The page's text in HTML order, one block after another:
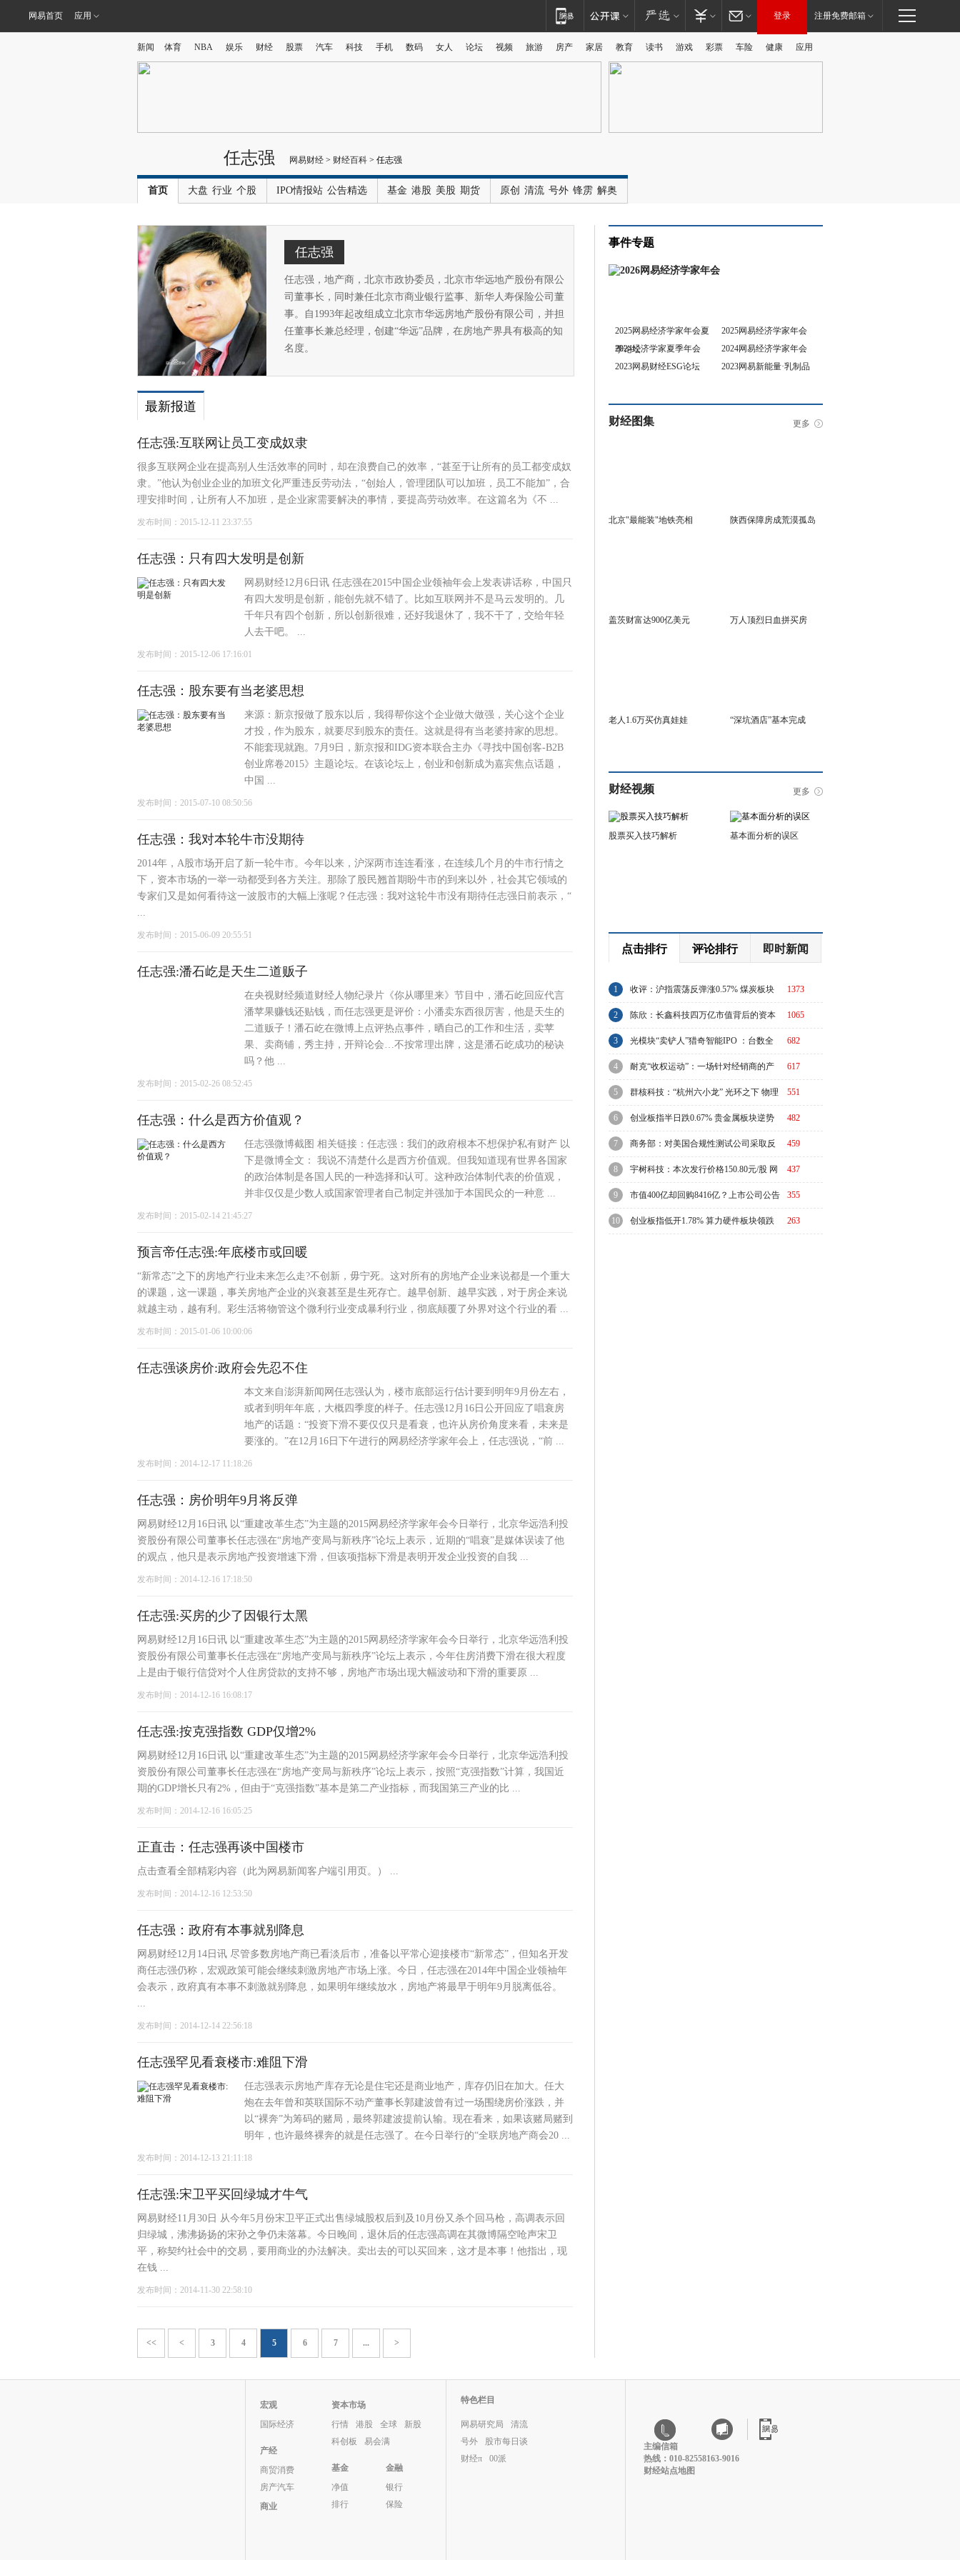
网易首页 应用 登录 注册免费邮箱
新闻 体育 NBA 娱乐 财经 股票 汽车 科技 手机 数码 女人 论坛 视频 旅游 房产 家居 教育 读书 游戏 彩票 车险 健康 应用
任志强 网易财经 > 财经百科 > 任志强
首页 大盘 行业 个股 IPO情报站 公告精选 基金 港股 美股 期货 原创 清流 号外 锋雳 解奥
任志强
任志强，地产商，北京市政协委员，北京市华远地产股份有限公
司董事长，同时兼任北京市商业银行监事、新华人寿保险公司董
事。自1993年起改组成立北京市华远房地产股份有限公司，并担
任董事长兼总经理，创建“华远”品牌，在房地产界具有极高的知
名度。
最新报道
任志强:互联网让员工变成奴隶
很多互联网企业在提高别人生活效率的同时，却在浪费自己的效率，“甚至于让所有的员工都变成奴
隶。”他认为创业企业的加班文化严重违反劳动法，“创始人，管理团队可以加班，员工不能加”，合
理安排时间，让所有人不加班，是企业家需要解决的事情，要提高劳动效率。在这篇名为《不 ...
发布时间：2015-12-11 23:37:55
任志强：只有四大发明是创新
网易财经12月6日讯 任志强在2015中国企业领袖年会上发表讲话称，中国只
有四大发明是创新，能创先就不错了。比如互联网并不是马云发明的。几
千年只有四个创新，所以创新很难，还好我退休了，我不干了，交给年轻
人去干吧。 ...
发布时间：2015-12-06 17:16:01
任志强：股东要有当老婆思想
来源：新京报做了股东以后，我得帮你这个企业做大做强，关心这个企业
才投，作为股东，就要尽到股东的责任。这就是得有当老婆持家的思想。
不能套现就跑。7月9日，新京报和IDG资本联合主办《寻找中国创客-B2B
创业席卷2015》主题论坛。在该论坛上，创业和创新成为嘉宾焦点话题，
中国 ...
发布时间：2015-07-10 08:50:56
任志强：我对本轮牛市没期待
2014年，A股市场开启了新一轮牛市。今年以来，沪深两市连连看涨，在连续几个月的牛市行情之
下，资本市场的一举一动都受到各方关注。那除了股民翘首期盼牛市的到来以外，社会其它领域的
专家们又是如何看待这一波股市的大幅上涨呢？任志强：我对这轮牛市没有期待任志强日前表示，“
...
发布时间：2015-06-09 20:55:51
任志强:潘石屹是天生二道贩子
在央视财经频道财经人物纪录片《你从哪里来》节目中，潘石屹回应代言
潘苹果赚钱还贴钱，而任志强更是评价：小潘卖东西很厉害，他是天生的
二道贩子！潘石屹在微博上点评热点事件，晒自己的工作和生活，卖苹
果、卖商铺，秀主持，开辩论会…不按常理出牌，这是潘石屹成功的秘诀
吗？他 ...
发布时间：2015-02-26 08:52:45
任志强：什么是西方价值观？
任志强微博截图 相关链接：任志强：我们的政府根本不想保护私有财产 以
下是微博全文： 我说不清楚什么是西方价值观。但我知道现有世界各国家
的政治体制是各国人民的一种选择和认可。这种政治体制代表的价值观，
并非仅仅是少数人或国家管理者自己制定并强加于本国民众的一种意 ...
发布时间：2015-02-14 21:45:27
预言帝任志强:年底楼市或回暖
“新常态”之下的房地产行业未来怎么走?不创新，毋宁死。这对所有的房地产企业来说都是一个重大
的课题，这一课题，事关房地产企业的兴衰甚至是生死存亡。越早创新、越早实践，对于房企来说
就越主动，越有利。彩生活将物管这个微利行业变成暴利行业，彻底颠覆了外界对这个行业的看 ...
发布时间：2015-01-06 10:00:06
任志强谈房价:政府会先忍不住
本文来自澎湃新闻网任志强认为，楼市底部运行估计要到明年9月份左右，
或者到明年年底，大概四季度的样子。任志强12月16日公开回应了唱衰房
地产的话题：“投资下滑不要仅仅只是看衰，也许从房价角度来看，未来是
要涨的。”在12月16日下午进行的网易经济学家年会上，任志强说，“前 ...
发布时间：2014-12-17 11:18:26
任志强：房价明年9月将反弹
网易财经12月16日讯 以“重建改革生态”为主题的2015网易经济学家年会今日举行，北京华远浩利投
资股份有限公司董事长任志强在“房地产变局与新秩序”论坛上表示，近期的“唱衰”是媒体误读了他
的观点，他只是表示房地产投资增速下滑，但该项指标下滑是表明开发企业投资的自我 ...
发布时间：2014-12-16 17:18:50
任志强:买房的少了因银行太黑
网易财经12月16日讯 以“重建改革生态”为主题的2015网易经济学家年会今日举行，北京华远浩利投
资股份有限公司董事长任志强在“房地产变局与新秩序”论坛上表示，今年住房消费下滑在很大程度
上是由于银行信贷对个人住房贷款的支持不够，房地产市场出现大幅波动和下滑的重要原 ...
发布时间：2014-12-16 16:08:17
任志强:按克强指数 GDP仅增2%
网易财经12月16日讯 以“重建改革生态”为主题的2015网易经济学家年会今日举行，北京华远浩利投
资股份有限公司董事长任志强在“房地产变局与新秩序”论坛上表示，按照“克强指数”计算，我国近
期的GDP增长只有2%，但由于“克强指数”基本是第二产业指标，而我国第三产业的比 ...
发布时间：2014-12-16 16:05:25
正直击：任志强再谈中国楼市
点击查看全部精彩内容（此为网易新闻客户端引用页。） ...
发布时间：2014-12-16 12:53:50
任志强：政府有本事就别降息
网易财经12月14日讯 尽管多数房地产商已看淡后市，准备以平常心迎接楼市“新常态”，但知名开发
商任志强仍称，宏观政策可能会继续刺激房地产市场上涨。今日，任志强在2014年中国企业领袖年
会表示，政府真有本事不刺激就别降息，如果明年继续放水，房地产将最早于明年9月脱离低谷。
...
发布时间：2014-12-14 22:56:18
任志强罕见看衰楼市:难阻下滑
任志强表示房地产库存无论是住宅还是商业地产，库存仍旧在加大。任大
炮在去年曾和英联国际不动产董事长郭建波曾有过一场围绕房价涨跌，并
以“裸奔”为筹码的赌局，最终郭建波提前认输。现在看来，如果该赌局赌到
明年，也许最终裸奔的就是任志强了。在今日举行的“全联房地产商会20 ...
发布时间：2014-12-13 21:11:18
任志强:宋卫平买回绿城才牛气
网易财经11月30日 从今年5月份宋卫平正式出售绿城股权后到及10月份又杀个回马枪，高调表示回
归绿城，沸沸扬扬的宋孙之争仍未落幕。今日晚间，退休后的任志强高调在其微博隔空呛声宋卫
平，称契约社会中的交易，要用商业的办法解决。卖出去的可以买回来，这才是本事！他指出，现
在钱 ...
发布时间：2014-11-30 22:58:10
<< < 3 4 5 6 7 ... >
事件专题
2025网易经济学家年会夏
季论坛
2025网易经济学家年会
2024经济学家夏季年会
2024网易经济学家年会
2023网易财经ESG论坛
2023网易新能量·乳制品
财经图集 更多
北京"最能装"地铁亮相 陕西保障房成荒漠孤岛
盖茨财富达900亿美元 万人顶烈日血拼买房
老人1.6万买仿真娃娃 “深坑酒店”基本完成
财经视频 更多
股票买入技巧解析 基本面分析的误区
点击排行 评论排行 即时新闻
1373
1 收评：沪指震荡反弹涨0.57% 煤炭板块
集体走强 1065
2 陈欣：长鑫科技四万亿市值背后的资本
与周期 682
3 光模块“卖铲人”猎奇智能IPO ：台数全
球第一，却在中际旭创的账上越陷越深 617
4 耐克“收权运动”：一场针对经销商的产
业链价值重估 551
5 群核科技：“杭州六小龙” 光环之下 物理
AI故事有水分吗？ 482
6 创业板指半日跌0.67% 贵金属板块逆势
走强 459
7 商务部：对美国合规性测试公司采取反
制措施 437
8 宇树科技：本次发行价格150.80元/股 网
上申购日为8月10日 355
9 市值400亿却回购8416亿？上市公司公告
上演"万倍乌龙" 263
10 创业板指低开1.78% 算力硬件板块领跌
宏观
国际经济
产经
商贸消费
房产汽车
商业
资本市场
行情
港股 全球
新股
科创板
易会满
基金
净值
排行
金融
银行
保险
特色栏目
网易研究局
清流
号外
股市每日谈
财经π
00派
主编信箱
热线：010-82558163-9016
财经站点地图